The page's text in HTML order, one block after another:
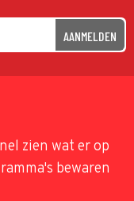
AANMELDEN
zien wat er op
bewaren